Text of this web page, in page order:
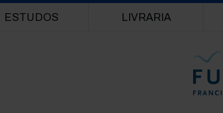
ESTUDOS LIVRARIA